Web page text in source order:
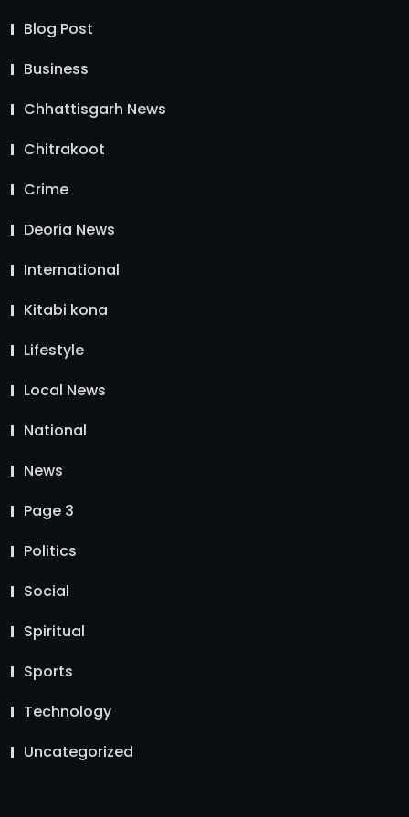
Blog Post
Business
Chhattisgarh News
Chitrakoot
Crime
Deoria News
International
Kitabi kona
Lifestyle
Local News
National
News
Page 3
Politics
Social
Spiritual
Sports
Technology
Uncategorized